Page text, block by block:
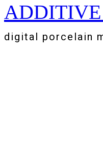
Zum
Inhalt
springen
digital porcelain